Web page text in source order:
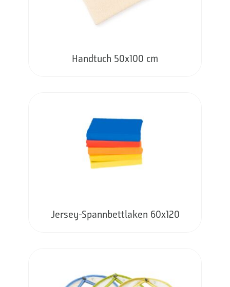
Handtuch 50x100 cm
Jersey-Spannbettlaken 60x120